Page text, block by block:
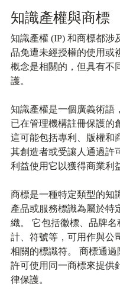
知識產權與商標
知識產權 (IP) 和商標都涉
品免遭未經授權的使用或
概念是相關的，但具有不
護。
知識產權是一個廣義術語
已在管理機構註冊保護的
這可能包括專利、版權和
其創造者或受讓人通過許
利益使用它以獲得商業利
商標是一種特定類型的知
產品或服務標識為屬於特
織。 它包括徽標、品牌名
計、符號等，可用作與公
相關的標識符。 商標通過
許可使用同一商標來提供
律保護。